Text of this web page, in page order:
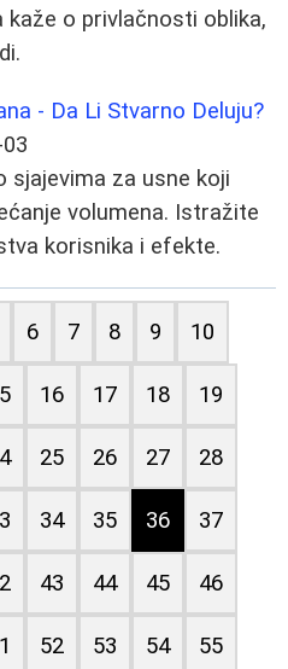
o privlačnosti oblika,
- Da Li Stvarno Deluju?
sjajevima za usne koji
volumena. Istražite
korisnika i efekte.
6 7 8 9 10
16 17 18 19
25 26 27 28
34 35 36 37
43 44 45 46
52 53 54 55